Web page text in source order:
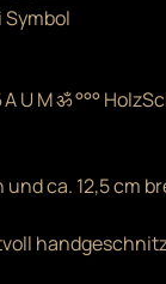
U M ॐ °°°
und ca. 12,5 cm